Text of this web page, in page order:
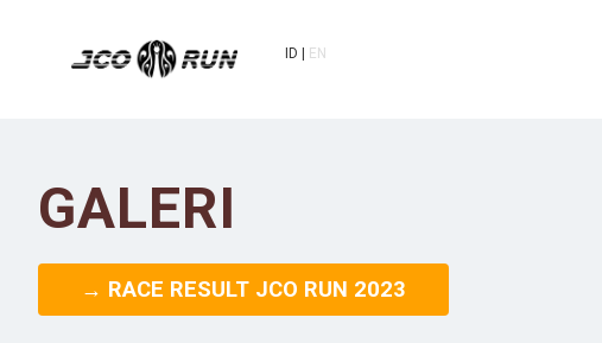
ID EN
GALERI
→ RACE RESULT JCO RUN 2023